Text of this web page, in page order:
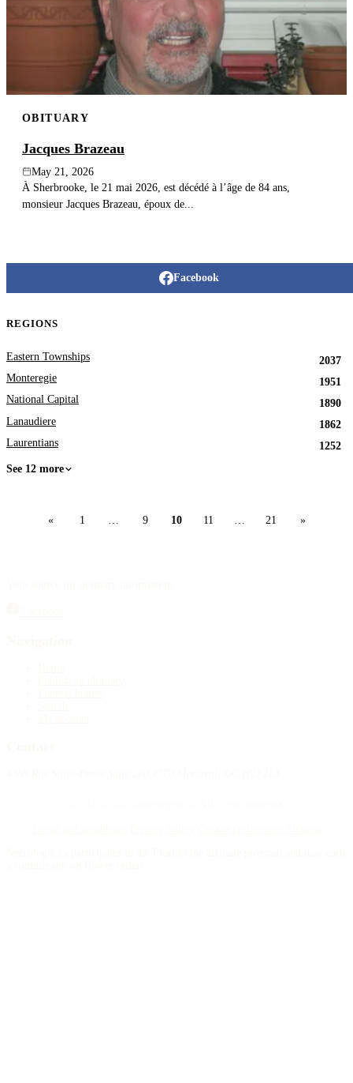
OBITUARY
Jacques Brazeau
May 21, 2026
À Sherbrooke, le 21 mai 2026, est décédé à l’âge de 84 ans,
monsieur Jacques Brazeau, époux de...
Facebook
REGIONS
Eastern Townships
2037
Monteregie
1951
National Capital
1890
Lanaudiere
1862
Laurentians
1252
See 12 more
« 1 … 9 10 11 … 21 »